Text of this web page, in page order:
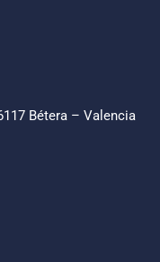
Bétera – Valencia